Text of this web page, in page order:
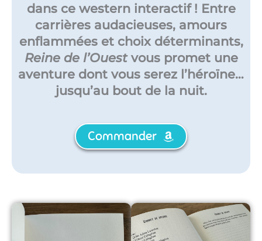
dans ce western interactif ! Entre
carrières audacieuses, amours
enflammées et choix déterminants,
Reine de l’Ouestvous promet une
aventure dont vous serez l’héroïne…
jusqu’au bout de la nuit.
Commander